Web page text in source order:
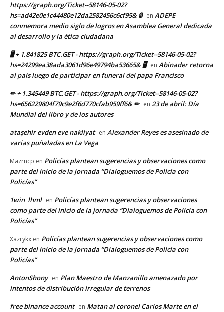
https://graph.org/Ticket--58146-05-02?
hs=ad42e0e1c44480e12da2582456c6cf95& 🔒 en ADEPE
conmemora medio siglo de logros en Asamblea General dedicada
al desarrollo y la ética ciudadana
🖥 + 1.841825 BTC.GET - https://graph.org/Ticket--58146-05-02?
hs=24299ea38ada3061d96e49794ba53665& 🖥 en Abinader retorna
al país luego de participar en funeral del papa Francisco
✏ + 1.345449 BTC.GET - https://graph.org/Ticket--58146-05-02?
hs=656229804f79c9e2f6d770cfab959ff6& ✏ en 23 de abril: Día
Mundial del libro y de los autores
ataşehir evden eve nakliyat en Alexander Reyes es asesinado de
varias puñaladas en La Vega
Mazrncp en Policías plantean sugerencias y observaciones como
parte del inicio de la jornada “Dialoguemos de Policía con
Policías”
1win_lhml en Policías plantean sugerencias y observaciones
como parte del inicio de la jornada “Dialoguemos de Policía con
Policías”
Xazrykx en Policías plantean sugerencias y observaciones como
parte del inicio de la jornada “Dialoguemos de Policía con
Policías”
AntonShony en Plan Maestro de Manzanillo amenazado por
intentos de distribución irregular de terrenos
free binance account en Matan al coronel Carlos Marte en el